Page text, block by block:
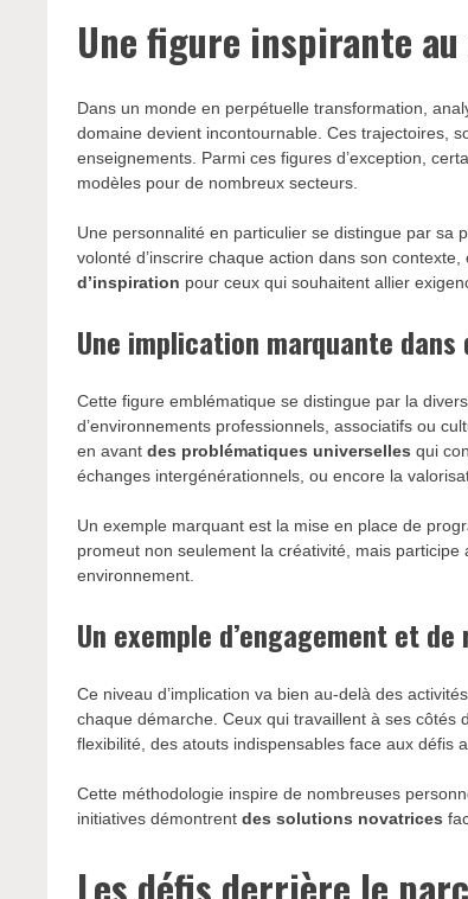
Une figure inspirante
Dans un monde en perpétuelle transformation,
domaine devient incontournable. Ces trajectoires,
enseignements. Parmi ces figures d’exception,
modèles pour de nombreux secteurs.
Une personnalité en particulier se distingue par sa
volonté d’inscrire chaque action dans son
d’inspiration pour ceux qui souhaitent allier
Une implication marquante
Cette figure emblématique se distingue par la
d’environnements professionnels, associatifs ou
en avantdes problématiques universelles qui
échanges intergénérationnels, ou encore la
Un exemple marquant est la mise en place de
promeut non seulement la créativité, mais participe
environnement.
Un exemple d’engagement et
Ce niveau d’implication va bien au-delà des
chaque démarche. Ceux qui travaillent à ses côtés
flexibilité, des atouts indispensables face aux défis
Cette méthodologie inspire de nombreuses
initiatives démontrentdes solutions novatrices
Les défis derrière le